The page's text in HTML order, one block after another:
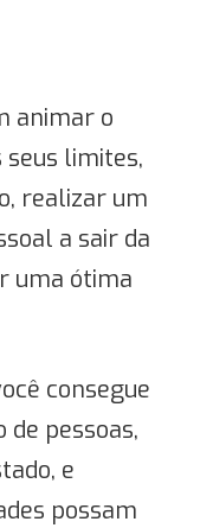
animar o
limites,
realizar um
a sair da
uma ótima
consegue
pessoas,
e
possam